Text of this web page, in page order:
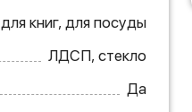
для книг, для посуды
ЛДСП, стекло
Да